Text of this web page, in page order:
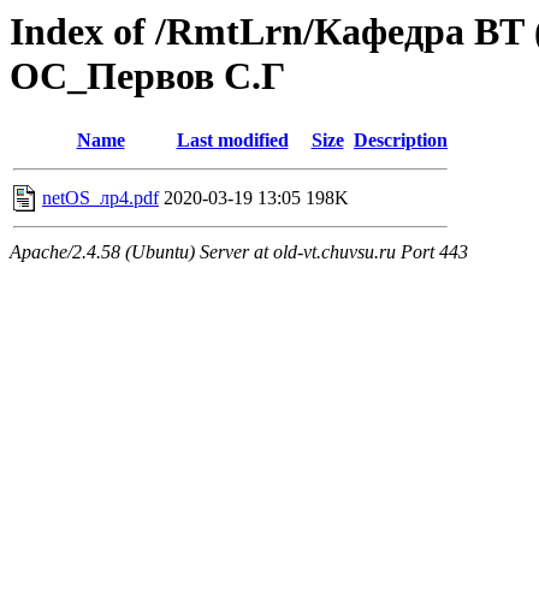
Index of /RmtLrn/Кафедра ВТ
ОС_Первов С.Г
Name Last modified Size Description
netOS_лр4.pdf 2020-03-19 13:05 198K
Apache/2.4.58 (Ubuntu) Server at old-vt.chuvsu.ru Port 443